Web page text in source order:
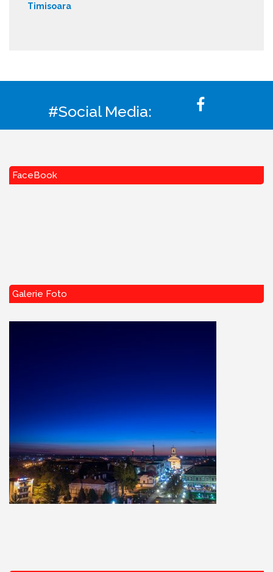
Timisoara
#Social Media:
FaceBook
Galerie Foto